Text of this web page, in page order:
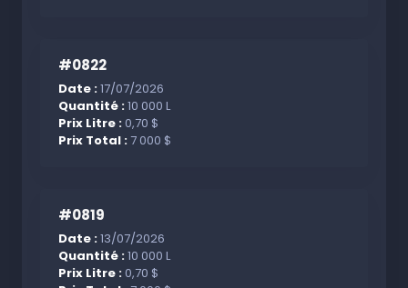
#0822
Date :17/07/2026
Quantité :10 000 L
Prix Litre : 0,70 $
Prix Total : 7 000 $
#0819
Date :13/07/2026
Quantité :10 000 L
Prix Litre : 0,70 $